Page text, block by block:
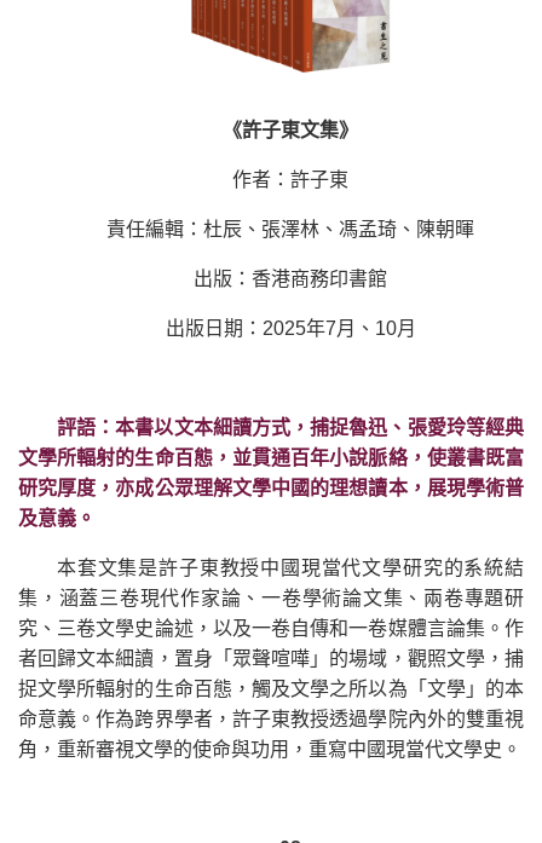
《許子東文集》
作者：許子東
責任編輯：杜辰、張澤林、馮孟琦、陳朝暉
出版：香港商務印書館
出版日期：2025年7月、10月
評語：本書以文本細讀方式，捕捉魯迅、張愛玲等經典
文學所輻射的生命百態，並貫通百年小說脈絡，使叢書既富
研究厚度，亦成公眾理解文學中國的理想讀本，展現學術普
及意義。
本套文集是許子東教授中國現當代文學研究的系統結
集，涵蓋三卷現代作家論、一卷學術論文集、兩卷專題研
究、三卷文學史論述，以及一卷自傳和一卷媒體言論集。作
者回歸文本細讀，置身「眾聲喧嘩」的場域，觀照文學，捕
捉文學所輻射的生命百態，觸及文學之所以為「文學」的本
命意義。作為跨界學者，許子東教授透過學院內外的雙重視
角，重新審視文學的使命與功用，重寫中國現當代文學史。